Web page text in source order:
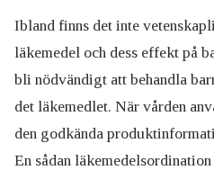
Ibland finns det inte
läkemedel och dess effekt på
bli nödvändigt att behandla
det läkemedlet. När vården
den godkända
En sådan